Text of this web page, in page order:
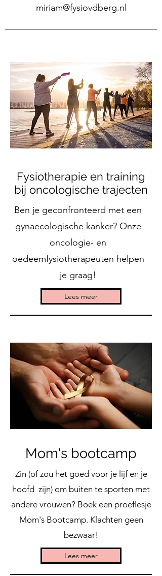
miriam@fysiovdberg.nl
Fysiotherapie en training
bij oncologische trajecten
Ben je geconfronteerd met een
gynaecologische kanker? Onze
oncologie- en
oedeemfysiotherapeuten helpen
je graag!
Lees meer
Mom's bootcamp
Zin (of zou het goed voor je lijf en je
hoofd zijn) om buiten te sporten met
andere vrouwen? Boek een proeflesje
Mom's Bootcamp. Klachten geen
bezwaar!
Lees meer